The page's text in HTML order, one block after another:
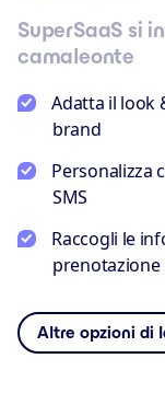
SuperSaaS si
camaleonte
Adatta il look
brand
Personalizza
SMS
Raccogli le
prenotazione
Altre opzioni di